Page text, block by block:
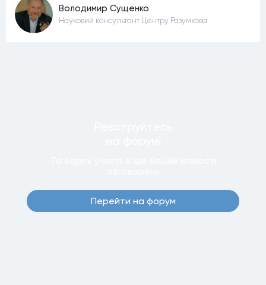
Володимир Сущенко
Науковий консультант Центру Разумкова
Перейти на форум